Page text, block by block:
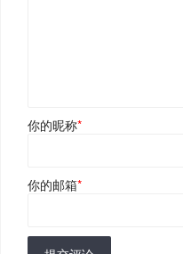
你的昵称*
你的邮箱*